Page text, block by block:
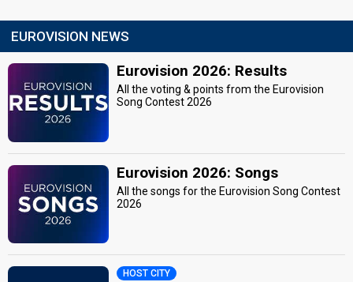
EUROVISION NEWS
Eurovision 2026: Results
All the voting & points from the Eurovision
Song Contest 2026
Eurovision 2026: Songs
All the songs for the Eurovision Song Contest
2026
HOST CITY